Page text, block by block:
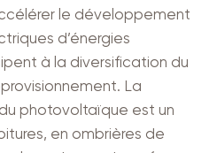
le développement
d’énergies
à la diversification du
La
photovoltaïque est un
en ombrières de